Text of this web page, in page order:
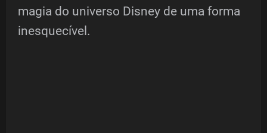
magia do universo Disney de uma forma
inesquecível.